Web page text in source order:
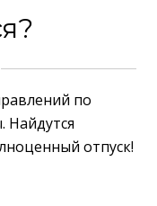
по
Найдутся
отпуск!